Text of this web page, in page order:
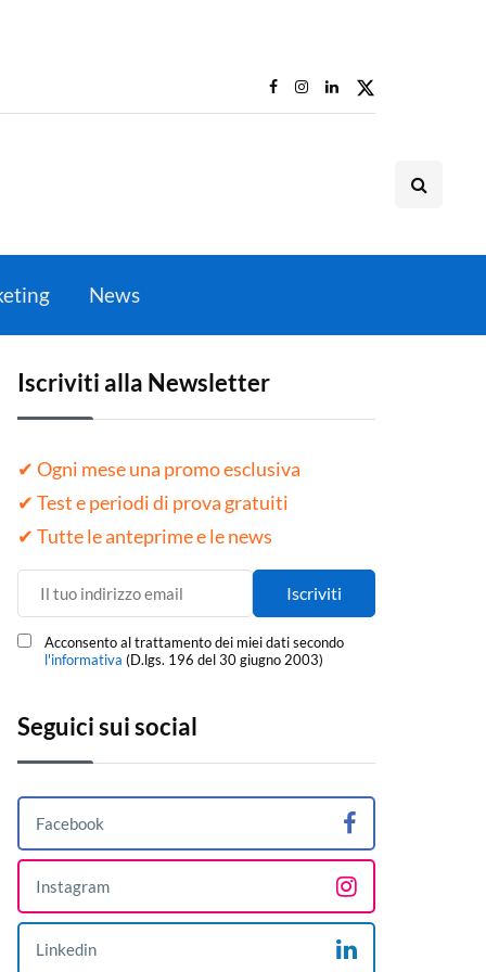
News
Iscriviti alla Newsletter
✔ Ogni mese una promo esclusiva
✔ Test e periodi di prova gratuiti
✔ Tutte le anteprime e le news
Acconsento al trattamento dei miei dati secondo
l'informativa (D.lgs. 196 del 30 giugno 2003)
Seguici sui social
Facebook
Instagram
Linkedin